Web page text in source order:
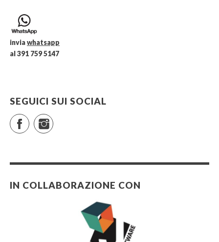
inviawhatsapp
al 391 759 5147
SEGUICI SUI SOCIAL
FacebookInstagram
IN COLLABORAZIONE CON